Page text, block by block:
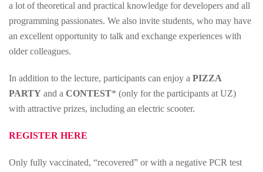
a lot of theoretical and practical knowledge for developers and all
programming passionates. We also invite students, who may have
an excellent opportunity to talk and exchange experiences with
older colleagues.
In addition to the lecture, participants can enjoy a PIZZA
PARTY and a CONTEST* (only for the participants at UZ)
with attractive prizes, including an electric scooter.
REGISTER HERE
Only fully vaccinated, “recovered” or with a negative PCR test